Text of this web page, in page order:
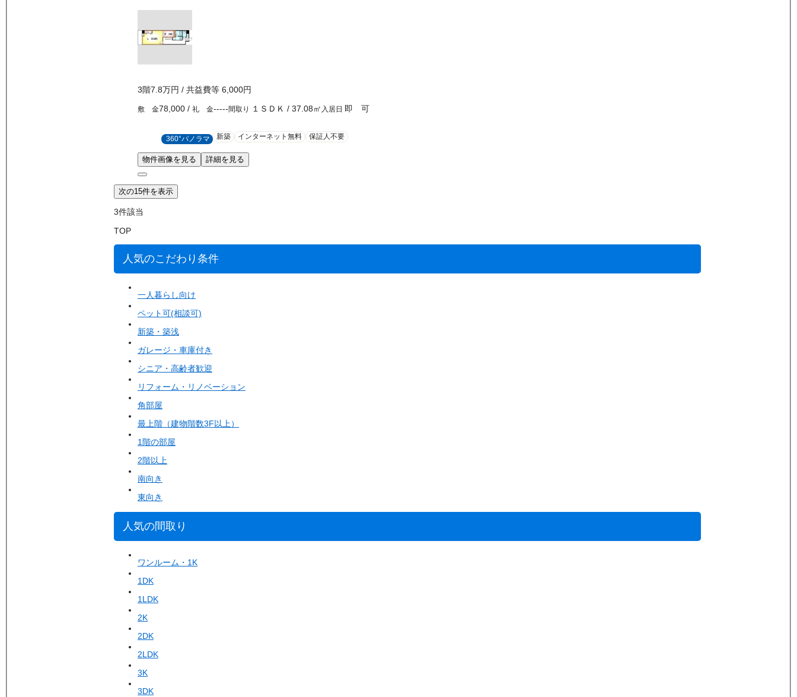
3階7.8万円 / 共益費等 6,000円
敷 金78,000 / 礼 金-----間取り １ＳＤＫ / 37.08㎡ 入居日 即 可
360°パノラマ 新築 インターネット無料 保証人不要
物件画像を見る 詳細を見る
次の15件を表示
3件該当
TOP
人気のこだわり条件
一人暮らし向け
ペット可(相談可)
新築・築浅
ガレージ・車庫付き
シニア・高齢者歓迎
リフォーム・リノベーション
角部屋
最上階（建物階数3F以上）
1階の部屋
2階以上
南向き
東向き
人気の間取り
ワンルーム・1K
1DK
1LDK
2K
2DK
2LDK
3K
3DK